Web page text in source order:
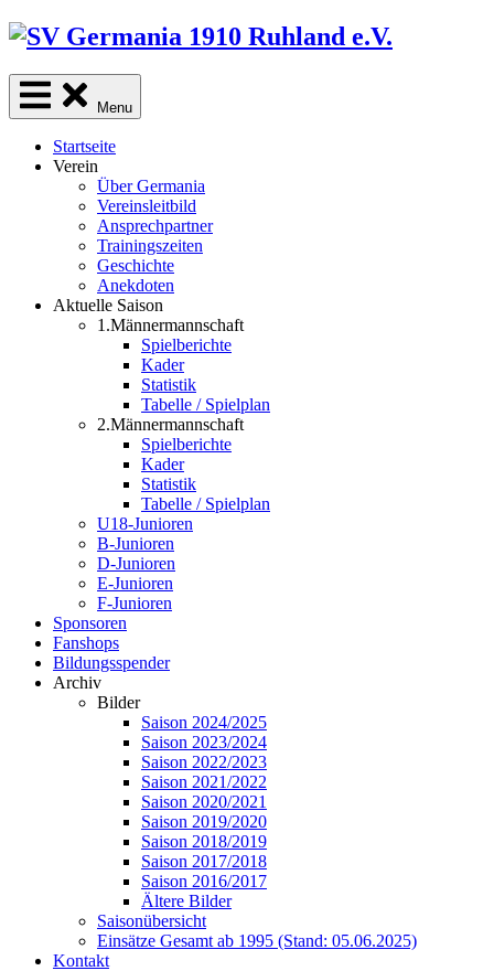
Skip
content
Menu
Startseite
Verein
Über Germania
Vereinsleitbild
Ansprechpartner
Trainingszeiten
Geschichte
Anekdoten
Aktuelle Saison
1.Männermannschaft
Spielberichte
Kader
Statistik
Tabelle / Spielplan
2.Männermannschaft
Spielberichte
Kader
Statistik
Tabelle / Spielplan
U18-Junioren
B-Junioren
D-Junioren
E-Junioren
F-Junioren
Sponsoren
Fanshops
Bildungsspender
Archiv
Bilder
Saison 2024/2025
Saison 2023/2024
Saison 2022/2023
Saison 2021/2022
Saison 2020/2021
Saison 2019/2020
Saison 2018/2019
Saison 2017/2018
Saison 2016/2017
Ältere Bilder
Saisonübersicht
Einsätze Gesamt ab 1995 (Stand: 05.06.2025)
Kontakt